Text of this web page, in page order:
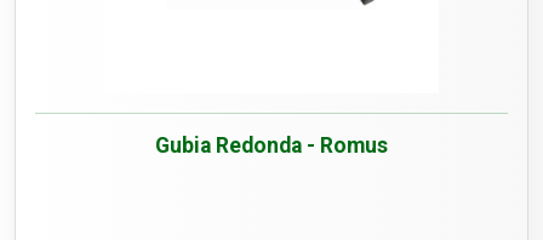
Gubia Redonda - Romus